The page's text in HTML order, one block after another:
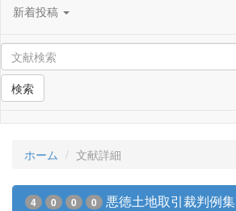
新着投稿
検索
ホーム 文献詳細
4 0 0 0 悪徳土地取引裁判例集